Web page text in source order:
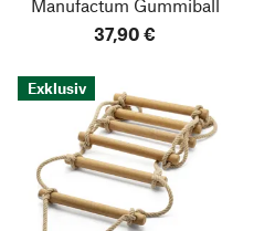
Manufactum Gummiball
37,90 €
Exklusiv